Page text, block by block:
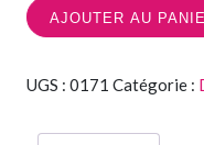
AJOUTER AU
UGS : 0171 Catégorie :